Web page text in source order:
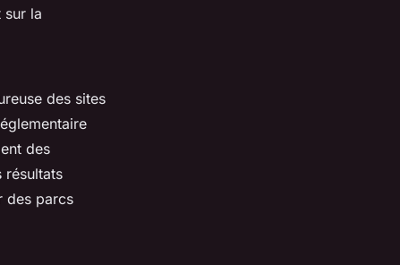
sur la
des sites
des
résultats
des parcs